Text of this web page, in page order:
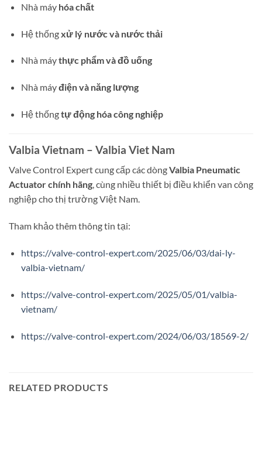
Nhà máy hóa chất
Hệ thốngxử lý nước và nước thải
Nhà máythực phẩm và đồ uống
Nhà máyđiện và năng lượng
Hệ thốngtự động hóa công nghiệp
Valbia Vietnam – Valbia Viet Nam
Valve Control Expert cung cấp các dòngValbia Pneumatic
Actuator chính hãng, cùng nhiều thiết bị điều khiển van công
nghiệp cho thị trường Việt Nam.
Tham khảo thêm thông tin tại:
https://valve-control-expert.com/2025/06/03/dai-ly-
valbia-vietnam/
https://valve-control-expert.com/2025/05/01/valbia-
vietnam/
https://valve-control-expert.com/2024/06/03/18569-2/
RELATED PRODUCTS